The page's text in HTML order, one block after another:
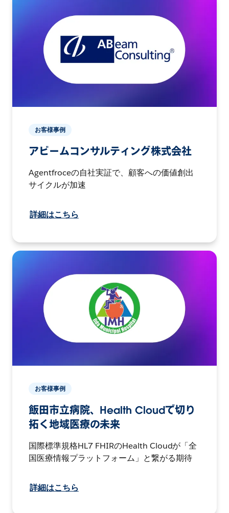
お客様事例
アビームコンサルティング株式会社
Agentfroceの自社実証で、顧客への価値創出
サイクルが加速
詳細はこちら
お客様事例
飯田市立病院、Health Cloudで切り
拓く地域医療の未来
国際標準規格HL7 FHIRのHealth Cloudが「全
国医療情報プラットフォーム」と繋がる期待
詳細はこちら